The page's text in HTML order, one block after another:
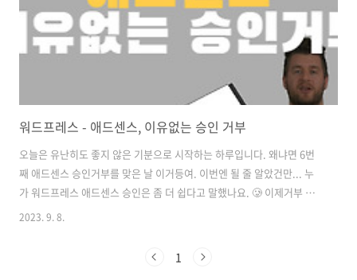
라고요. 그랬..
워드프레스 - 애드센스, 이유없는 승인 거부
오늘은 유난히도 좋지 않은 기분으로 시작하는 하루입니다. 왜냐면 6번
째 애드센스 승인거부를 맞은 날 이거등여. 이번엔 될 줄 알았건만... 누
가 워드프레스 애드센스 승인은 좀 더 쉽다고 말했나요. 🥲 이제거부 사
유를 알려주지도 않는 애드센스... 대체 뭘 어떻게 해야 하면 좋을까 정리
검토 요청하고 반나절도 안지나 구글 애드센스로부터 메일을 받았습니
2023. 9. 8.
1